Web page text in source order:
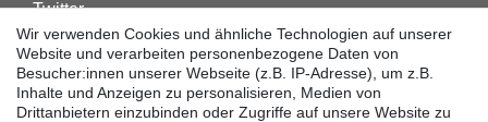
Twitter
Linkedin
Facebook
Instagram
Wir verwenden Cookies und ähnliche Technologien auf unserer
Website und verarbeiten personenbezogene Daten von
Besucher:innen unserer Webseite (z.B. IP-Adresse), um z.B.
Inhalte und Anzeigen zu personalisieren, Medien von
Drittanbietern einzubinden oder Zugriffe auf unsere Website zu